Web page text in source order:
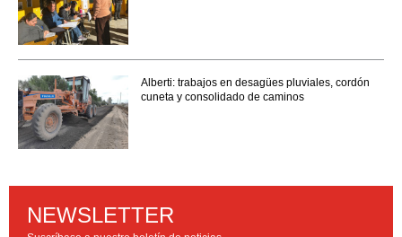
Alberti: trabajos en desagües pluviales, cordón
cuneta y consolidado de caminos
NEWSLETTER